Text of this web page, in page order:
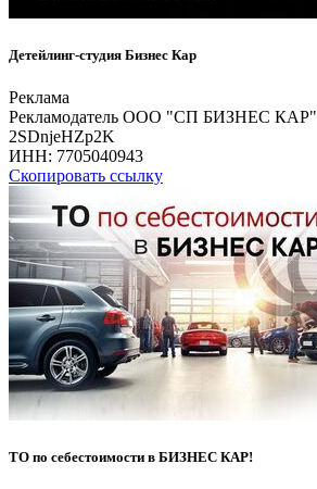
Детейлинг-студия Бизнес Кар
Реклама
Рекламодатель ООО "СП БИЗНЕС КАР"
2SDnjeHZp2K
ИНН: 7705040943
Скопировать ссылку
ТО по себестоимости в БИЗНЕС КАР!